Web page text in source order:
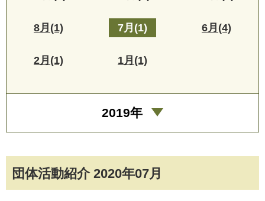
団体活動紹介 2020年07月
8月(1) 7月(1) 6月(4)
2月(1) 1月(1)
2019年